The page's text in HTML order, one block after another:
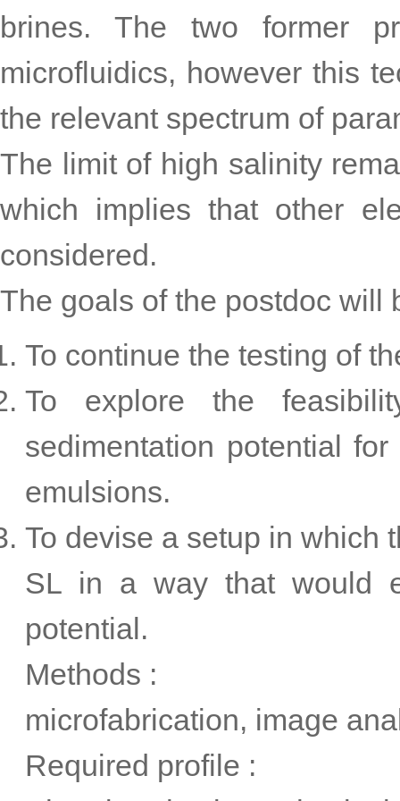
brines. The two former
microfluidics, however this
the relevant spectrum of
The limit of high salinity
which implies that other
considered.
The goals of the postdoc will
To continue the testing of
To explore the
sedimentation potential
emulsions.
To devise a setup in which
SL in a way that would
potential.
Methods :
microfabrication, image
Required profile :